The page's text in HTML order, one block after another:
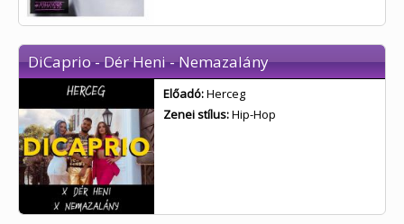
DiCaprio - Dér Heni - Nemazalány
Előadó:Herceg
Zenei stílus:Hip-Hop